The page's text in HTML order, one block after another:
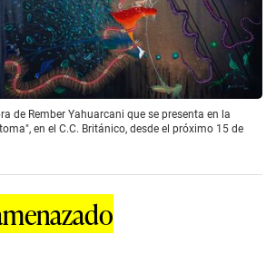
de Rember Yahuarcani que se presenta en la
en el C.C. Británico, desde el próximo 15 de